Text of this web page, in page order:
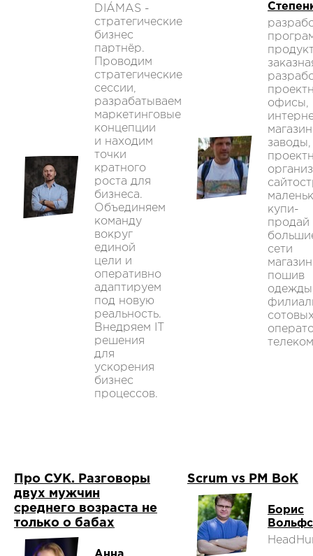
DIÁMAS -
стратегические
бизнес
партнёр.
Проводим
стратегические
сессии,
разрабатываем
маркетинговые
концепции
и находим
точки
кратного
роста для
бизнеса.
Объединяем
команду
вокруг
единой
цели и
оперативно
адаптируем
под новую
реальность.
Внедряем IT
решения
для
ускорения
бизнес
процессов.
офисы,
заводы,
купи-
продай
сети
пошив
Про СУК. Разговоры
двух мужчин
среднего возраста не
только о бабах
Scrum vs PM BoK
Борис